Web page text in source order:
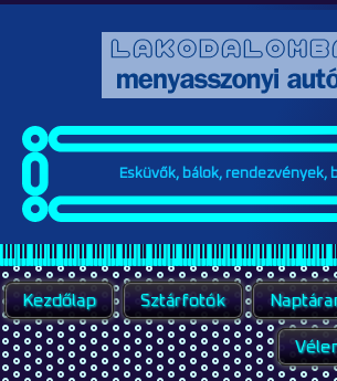
Esküvők, bálok,
Kezdőlap Sztárfotók